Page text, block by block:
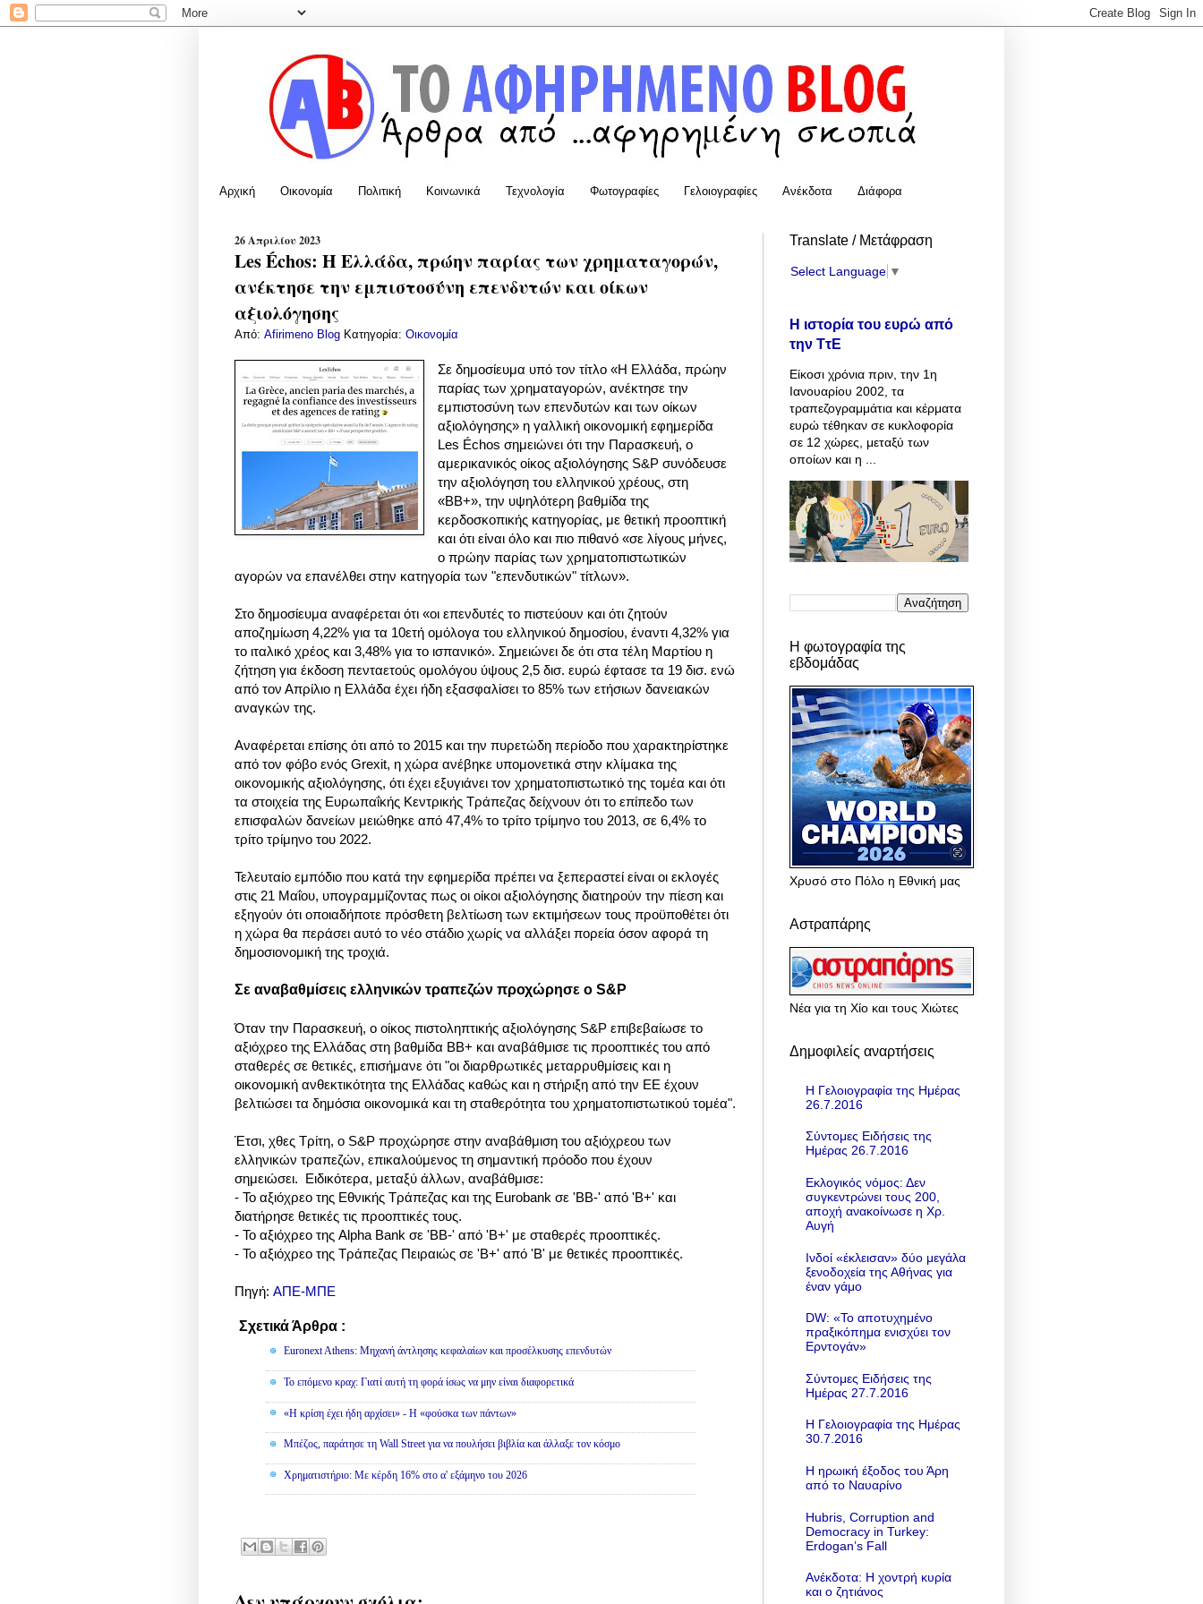
Αρχική Οικονομία Πολιτική Κοινωνικά Τεχνολογία Φωτογραφίες Γελοιογραφίες Ανέκδοτα Διάφορα
26 Απριλίου 2023
Les Échos: Η Ελλάδα, πρώην παρίας των χρηματαγορών,
ανέκτησε την εμπιστοσύνη επενδυτών και οίκων
αξιολόγησης
Από: Afirimeno Blog Κατηγορία: Οικονομία
Σε δημοσίευμα υπό τον τίτλο «Η Ελλάδα, πρώην
παρίας των χρηματαγορών, ανέκτησε την
εμπιστοσύνη των επενδυτών και των οίκων
αξιολόγησης» η γαλλική οικονομική εφημερίδα
Les Échos σημειώνει ότι την Παρασκευή, ο
αμερικανικός οίκος αξιολόγησης S&P συνόδευσε
την αξιολόγηση του ελληνικού χρέους, στη
«BB+», την υψηλότερη βαθμίδα της
κερδοσκοπικής κατηγορίας, με θετική προοπτική
και ότι είναι όλο και πιο πιθανό «σε λίγους μήνες,
ο πρώην παρίας των χρηματοπιστωτικών
αγορών να επανέλθει στην κατηγορία των "επενδυτικών" τίτλων».
Στο δημοσίευμα αναφέρεται ότι «οι επενδυτές το πιστεύουν και ότι ζητούν
αποζημίωση 4,22% για τα 10ετή ομόλογα του ελληνικού δημοσίου, έναντι 4,32% για
το ιταλικό χρέος και 3,48% για το ισπανικό». Σημειώνει δε ότι στα τέλη Μαρτίου η
ζήτηση για έκδοση πενταετούς ομολόγου ύψους 2,5 δισ. ευρώ έφτασε τα 19 δισ. ενώ
από τον Απρίλιο η Ελλάδα έχει ήδη εξασφαλίσει το 85% των ετήσιων δανειακών
αναγκών της.
Αναφέρεται επίσης ότι από το 2015 και την πυρετώδη περίοδο που χαρακτηρίστηκε
από τον φόβο ενός Grexit, η χώρα ανέβηκε υπομονετικά στην κλίμακα της
οικονομικής αξιολόγησης, ότι έχει εξυγιάνει τον χρηματοπιστωτικό της τομέα και ότι
τα στοιχεία της Ευρωπαΐκής Κεντρικής Τράπεζας δείχνουν ότι το επίπεδο των
επισφαλών δανείων μειώθηκε από 47,4% το τρίτο τρίμηνο του 2013, σε 6,4% το
τρίτο τρίμηνο του 2022.
Τελευταίο εμπόδιο που κατά την εφημερίδα πρέπει να ξεπεραστεί είναι οι εκλογές
στις 21 Μαΐου, υπογραμμίζοντας πως οι οίκοι αξιολόγησης διατηρούν την πίεση και
εξηγούν ότι οποιαδήποτε πρόσθετη βελτίωση των εκτιμήσεων τους προϋποθέτει ότι
η χώρα θα περάσει αυτό το νέο στάδιο χωρίς να αλλάξει πορεία όσον αφορά τη
δημοσιονομική της τροχιά.
Σε αναβαθμίσεις ελληνικών τραπεζών προχώρησε ο S&P
Όταν την Παρασκευή, ο οίκος πιστοληπτικής αξιολόγησης S&P επιβεβαίωσε το
αξιόχρεο της Ελλάδας στη βαθμίδα BB+ και αναβάθμισε τις προοπτικές του από
σταθερές σε θετικές, επισήμανε ότι "οι διαρθρωτικές μεταρρυθμίσεις και η
οικονομική ανθεκτικότητα της Ελλάδας καθώς και η στήριξη από την EE έχουν
βελτιώσει τα δημόσια οικονομικά και τη σταθερότητα του χρηματοπιστωτικού τομέα".
Έτσι, χθες Τρίτη, ο S&P προχώρησε στην αναβάθμιση του αξιόχρεου των
ελληνικών τραπεζών, επικαλούμενος τη σημαντική πρόοδο που έχουν
σημειώσει.
Ειδικότερα, μεταξύ άλλων, αναβάθμισε:
- Το αξιόχρεο της Εθνικής Τράπεζας και της Eurobank σε 'BB-' από 'B+' και
διατήρησε θετικές τις προοπτικές τους.
- Το αξιόχρεο της Alpha Bank σε 'BB-' από 'B+' με σταθερές προοπτικές.
- Το αξιόχρεο της Τράπεζας Πειραιώς σε 'B+' από 'B' με θετικές προοπτικές.
Πηγή: ΑΠΕ-ΜΠΕ
Σχετικά Άρθρα :
Euronext Athens: Μηχανή άντλησης κεφαλαίων και προσέλκυσης επενδυτών
To επόμενο κραχ: Γιατί αυτή τη φορά ίσως να μην είναι διαφορετικά
«Η κρίση έχει ήδη αρχίσει» - Η «φούσκα των πάντων»
Μπέζος, παράτησε τη Wall Street για να πουλήσει βιβλία και άλλαξε τον κόσμο
Χρηματιστήριο: Με κέρδη 16% στο α' εξάμηνο του 2026
Translate / Μετάφραση
Select Language ▼
Η ιστορία του ευρώ από
την ΤτΕ
Είκοσι χρόνια πριν, την 1η
Ιανουαρίου 2002, τα
τραπεζογραμμάτια και κέρματα
ευρώ τέθηκαν σε κυκλοφορία
σε 12 χώρες, μεταξύ των
οποίων και η ...
Η φωτογραφία της
εβδομάδας
Χρυσό στο Πόλο η Εθνική μας
Αστραπάρης
Νέα για τη Χίο και τους Χιώτες
Δημοφιλείς αναρτήσεις
Η Γελοιογραφία της Ημέρας
26.7.2016
Σύντομες Ειδήσεις της
Ημέρας 26.7.2016
Εκλογικός νόμος: Δεν
συγκεντρώνει τους 200,
αποχή ανακοίνωσε η Χρ.
Αυγή
Ινδοί «έκλεισαν» δύο μεγάλα
ξενοδοχεία της Αθήνας για
έναν γάμο
DW: «To αποτυχημένο
πραξικόπημα ενισχύει τον
Ερντογάν»
Σύντομες Ειδήσεις της
Ημέρας 27.7.2016
Η Γελοιογραφία της Ημέρας
30.7.2016
Η ηρωική έξοδος του Άρη
από το Ναυαρίνο
Hubris, Corruption and
Democracy in Turkey:
Erdogan’s Fall
Ανέκδοτα: Η χοντρή κυρία
και ο ζητιάνος